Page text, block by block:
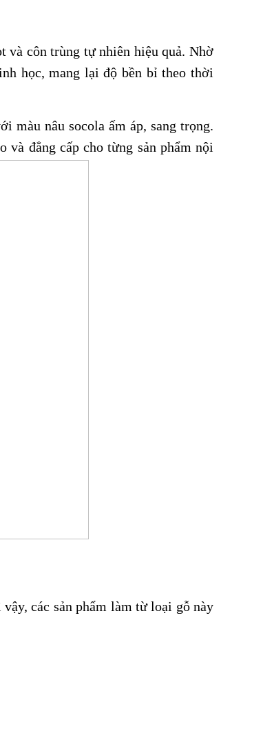
và côn trùng tự nhiên hiệu quả. Nhờ
học, mang lại độ bền bỉ theo thời
màu nâu socola ấm áp, sang trọng.
và đẳng cấp cho từng sản phẩm nội
các sản phẩm làm từ loại gỗ này